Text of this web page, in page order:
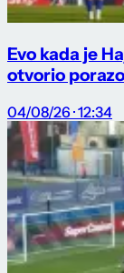
Evo kada je
otvorio
04/08/26 · 12:34